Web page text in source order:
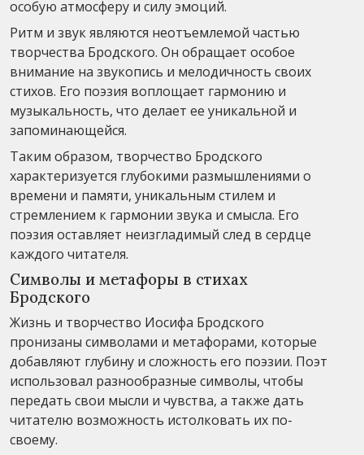
особую атмосферу и силу эмоций.
Ритм и звук являются неотъемлемой частью
творчества Бродского. Он обращает особое
внимание на звукопись и мелодичность своих
стихов. Его поэзия воплощает гармонию и
музыкальность, что делает ее уникальной и
запоминающейся.
Таким образом, творчество Бродского
характеризуется глубокими размышлениями о
времени и памяти, уникальным стилем и
стремлением к гармонии звука и смысла. Его
поэзия оставляет неизгладимый след в сердце
каждого читателя.
Символы и метафоры в стихах
Бродского
Жизнь и творчество Иосифа Бродского
пронизаны символами и метафорами, которые
добавляют глубину и сложность его поэзии. Поэт
использовал разнообразные символы, чтобы
передать свои мысли и чувства, а также дать
читателю возможность истолковать их по-
своему.